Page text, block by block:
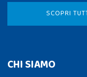
SCOPRI
CHI SIAMO